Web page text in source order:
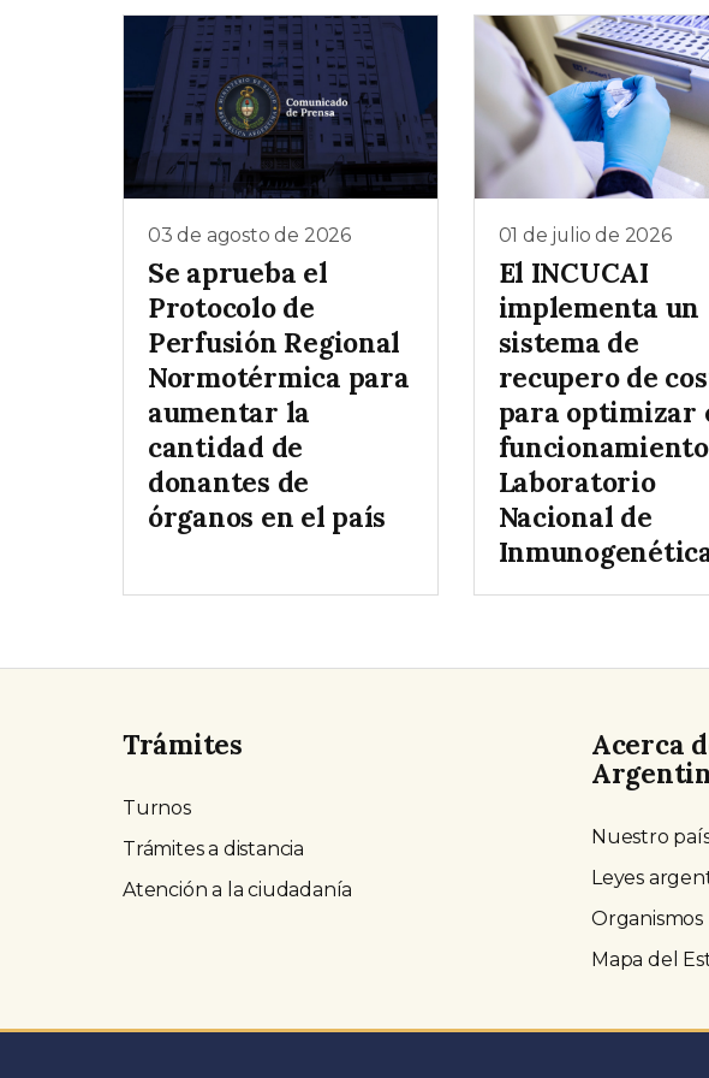
03 de agosto de 2026
Se aprueba el
Protocolo de
Perfusión Regional
Normotérmica para
aumentar la
cantidad de
donantes de
órganos en el país
01 de julio de 2026
El INCUCAI
implementa un
sistema de
recupero de
para optimizar
Laboratorio
Nacional de
Trámites
Turnos
Trámites a distancia
Atención a la ciudadanía
Acerca
Nuestro
Leyes
Organismos
Mapa del